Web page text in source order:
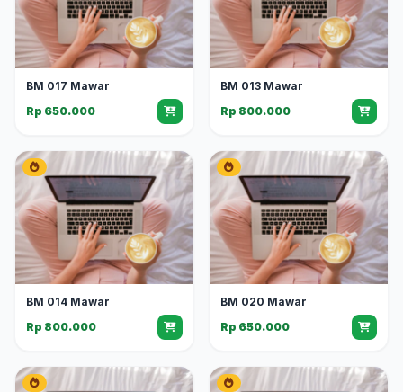
BM 017 Mawar
Rp 650.000
BM 013 Mawar
Rp 800.000
BM 014 Mawar
Rp 800.000
BM 020 Mawar
Rp 650.000